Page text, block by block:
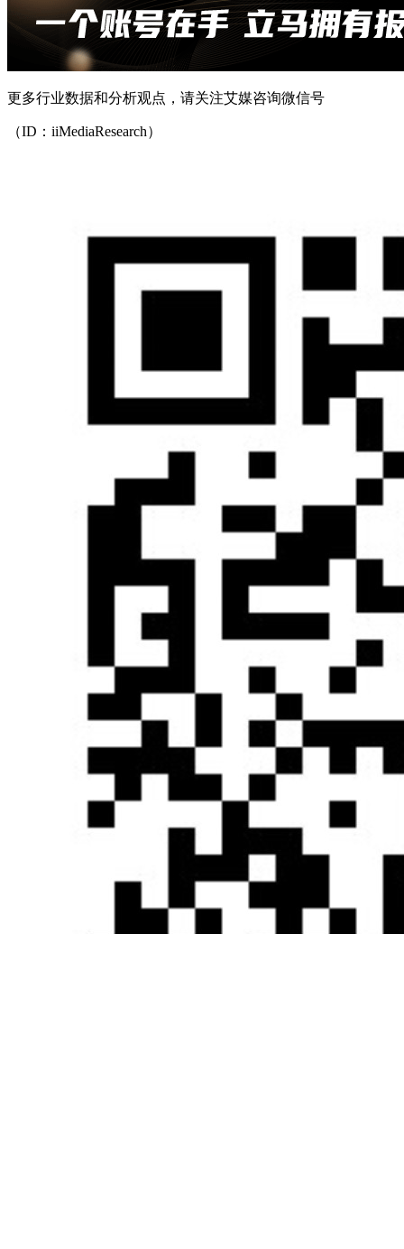
更多行业数据和分析观点，请关注艾媒咨询微信号
（ID：iiMediaResearch）